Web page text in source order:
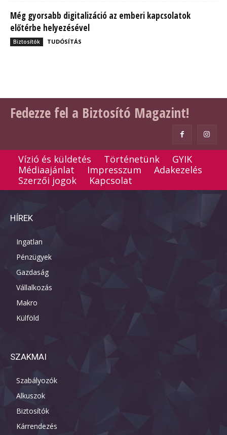
Még gyorsabb digitalizáció az emberi kapcsolatok
előtérbe helyezésével
Biztosítók TUDÓSÍTÁS
Fedezze fel a Biztosító Magazint!
Vízió és küldetés Történetünk
GYIK
Médiaajánlat
Impresszum
Adakezelés
Szerzői jogok
Kapcsolat
HÍREK
Ingatlan
Pénzügyek
Gazdaság
Vállalkozás
Makro
Külföld
SZAKMAI
Szabályozók
Alkuszok
Biztosítók
Kárrendezés